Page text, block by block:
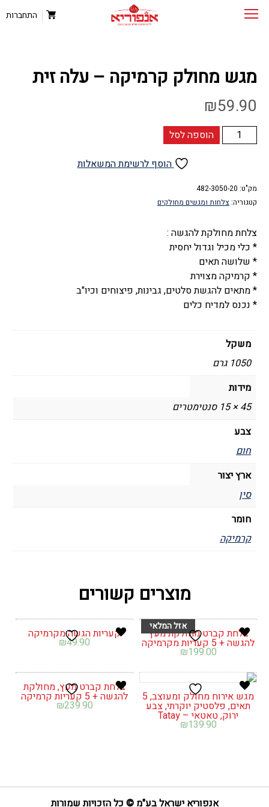
התחברות
מגש מחולק קרמיקה – עלה זית
₪59.90
כמות
של
קרמיקה
-
זית
הוספה לסל
הוסף לרשימת המשאלות
מק"ט: 482-3050-20
קטגוריה: צלחות ומגשים מחולקים
צלחת מחולקת להגשה :
* כלי מכיל וגדול יחסית
* שלושה תאים
* קרמיקה מצוירת
* מתאים להגשת סלטים, גבינות, פיצוחים וכיו"ב
* נכנס למדיח כלים
משקל
1050 גרם
מידות
45 × 15 סנטימטרים
צבע
חום
ארץ יצור
סין
חומר
קרמיקה
מוצרים קשורים
צלחת קברט מחולקת מעץ
להגשה + 5 קעריות מקרמיקה
₪199.00
קעריות הגשה מקרמיקה
₪49.90
מגש אירוח מחולק ומעוצב, 5
תאים, פלסטיק יוקרתי, צבע
ירוק, טאטאי – Tatay
₪139.90
צלחת קברט מעץ, מחולקת
להגשה + 5 קעריות קרמיקה
₪239.90
אנפוריא ישראל בע"מ © כל הזכויות שמורות